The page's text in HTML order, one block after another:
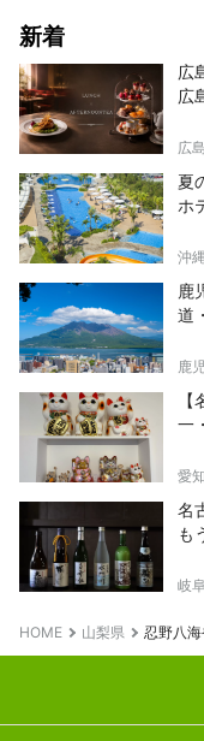
新着
広
広
広
夏
ホ
沖
鹿
道
鹿
一
愛
名
も
岐
HOME 山梨県 忍野八